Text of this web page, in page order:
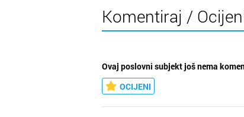
Komentiraj /
Ovaj poslovni subjekt još nema
OCIJENI